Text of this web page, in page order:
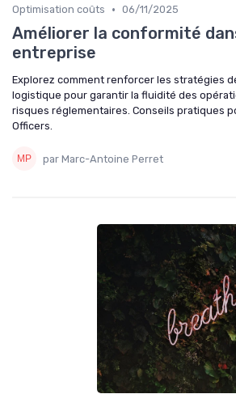
Optimisation coûts • 06/11/2025
Améliorer la conformité
entreprise
Explorez comment renforcer les stratégies
logistique pour garantir la fluidité des
risques réglementaires. Conseils pratiques
Officers.
par Marc-Antoine Perret